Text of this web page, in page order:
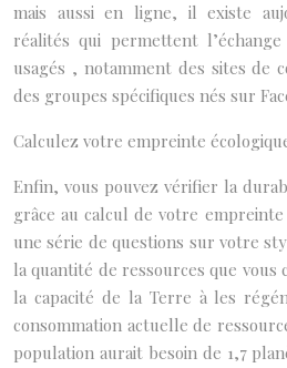
mais aussi en ligne, il existe
réalités qui permettent
usagés , notamment des sites de
des groupes spécifiques nés sur
Calculez votre empreinte
Enfin, vous pouvez vérifier la
grâce au calcul de votre
une série de questions sur votre
la quantité de ressources que
la capacité de la Terre à les
consommation actuelle de
population aurait besoin de 1,7